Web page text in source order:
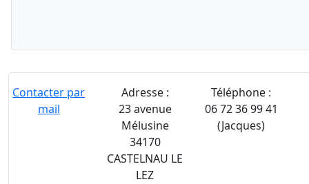
Contacter par
mail
Adresse :
23 avenue
Mélusine
34170
CASTELNAU LE
LEZ
Téléphone :
06 72 36 99 41
(Jacques)